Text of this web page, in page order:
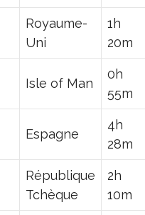
Royaume-
Uni
1h
20m
Isle of Man
0h
55m
Espagne
4h
28m
République
Tchèque
2h
10m